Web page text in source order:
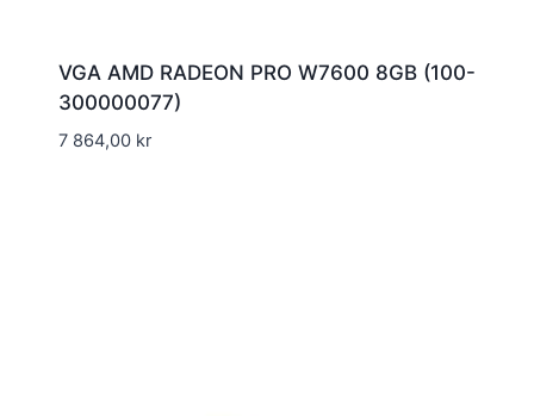
VGA AMD RADEON PRO W7600 8GB (100-
300000077)
7 864,00 kr